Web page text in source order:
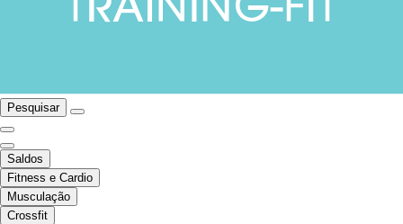
Pesquisar
Saldos
Fitness e Cardio
Musculação
Crossfit